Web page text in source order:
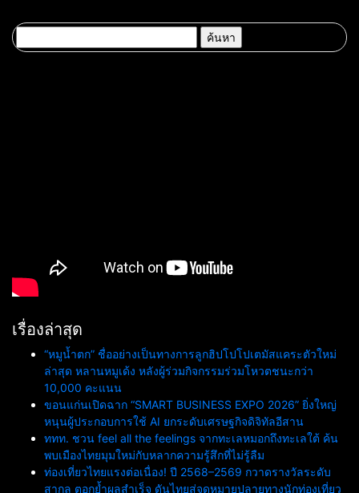
เปิด 20 พ.ค. 69ท้าความกล้าทุก
ระดับ เปิดประสบการณ์แอคทีฟ
สำหรับ:
เรื่องล่าสุด
“หมูน้ำตก” ชื่ออย่างเป็นทางการลูกฮิปโปโปเตมัสแคระตัวใหม่
ล่าสุด หลานหมูเด้ง หลังผู้ร่วมกิจกรรมร่วมโหวตชนะกว่า
10,000 คะแนน
ขอนแก่นเปิดฉาก “SMART BUSINESS EXPO 2026” ยิ่งใหญ่
หนุนผู้ประกอบการใช้ AI ยกระดับเศรษฐกิจดิจิทัลอีสาน
ททท. ชวน feel all the feelings จากทะเลหมอกถึงทะเลใต้ ค้น
พบเมืองไทยมุมใหม่กับหลากความรู้สึกที่ไม่รู้ลืม
ท่องเที่ยวไทยแรงต่อเนื่อง! ปี 2568–2569 กวาดรางวัลระดับ
สากล ตอกย้ำผลสำเร็จ ดันไทยสู่จุดหมายปลายทางนักท่องเที่ยว